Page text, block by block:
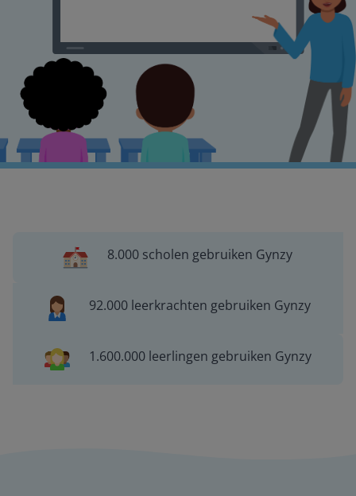
8.000 scholen gebruiken Gynzy
92.000 leerkrachten gebruiken Gynzy
1.600.000 leerlingen gebruiken Gynzy